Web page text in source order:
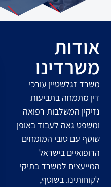
אודות
משרדינו
משרד זגלשטיין עורכי –
דין מתמחה בתביעות
נזיקין המשלבות רפואה
ומשפט גאה לעבוד באופן
שוטף עם טובי המומחים
הרופואיים בישראל
המייעצים למשרד בתיקי
לקוחותינו. בשוטף,